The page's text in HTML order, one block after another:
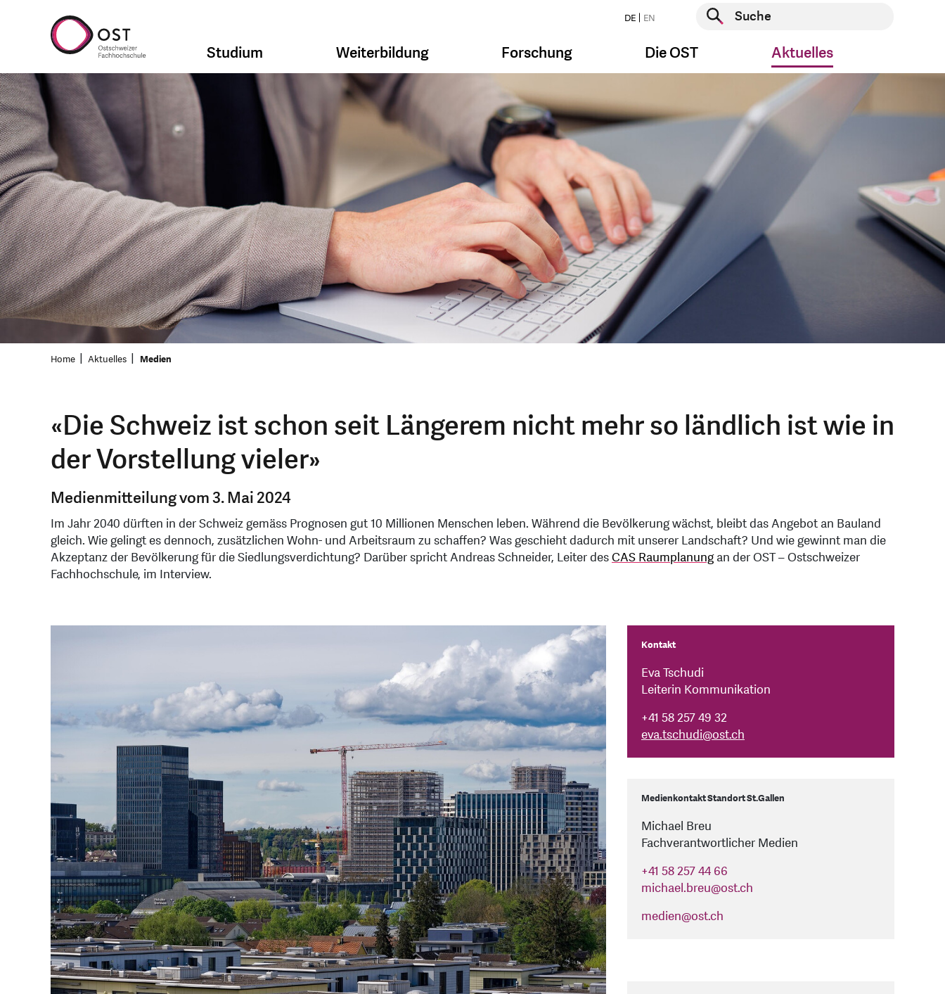
DE EN
Suche starten
Studium Weiterbildung Forschung Die OST Aktuelles
Home Aktuelles Medien
«Die Schweiz ist schon seit Längerem nicht mehr so ländlich ist wie in
der Vorstellung vieler»
Medienmitteilung vom 3. Mai 2024
Im Jahr 2040 dürften in der Schweiz gemäss Prognosen gut 10 Millionen Menschen leben. Während die Bevölkerung wächst, bleibt das Angebot an Bauland
gleich. Wie gelingt es dennoch, zusätzlichen Wohn- und Arbeitsraum zu schaffen? Was geschieht dadurch mit unserer Landschaft? Und wie gewinnt man die
Akzeptanz der Bevölkerung für die Siedlungsverdichtung? Darüber spricht Andreas Schneider, Leiter desCAS Raumplanungan der OST – Ostschweizer
Fachhochschule, im Interview.
Kontakt
Eva Tschudi
Leiterin Kommunikation
+41 58 257 49 32
eva.tschudi@ost.ch
Medienkontakt Standort St.Gallen
Michael Breu
Fachverantwortlicher Medien
+41 58 257 44 66
michael.breu@ost.ch
medien@ost.ch